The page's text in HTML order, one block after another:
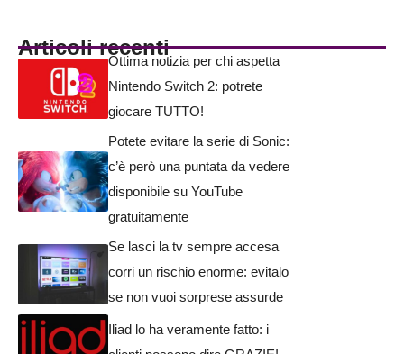
Articoli recenti
Ottima notizia per chi aspetta
Nintendo Switch 2: potrete
giocare TUTTO!
Potete evitare la serie di Sonic:
c’è però una puntata da vedere
disponibile su YouTube
gratuitamente
Se lasci la tv sempre accesa
corri un rischio enorme: evitalo
se non vuoi sorprese assurde
Iliad lo ha veramente fatto: i